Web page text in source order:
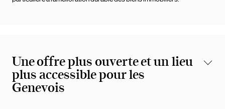
Une offre plus ouverte et un lieu
plus accessible pour les
Genevois